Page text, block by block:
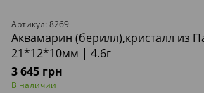
Артикул: 8269
Аквамарин (берилл),кристалл из
21*12*10мм | 4.6г
3 645 грн
В наличии